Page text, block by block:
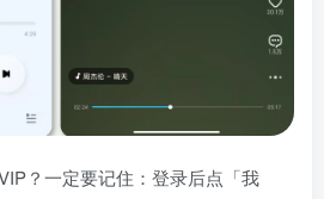
？一定要记住：登录后点「我